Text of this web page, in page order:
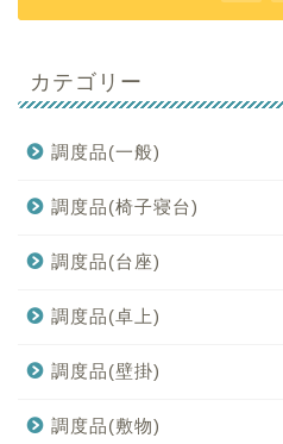
カテゴリー
調度品(一般)
調度品(椅子寝台)
調度品(台座)
調度品(卓上)
調度品(壁掛)
調度品(敷物)